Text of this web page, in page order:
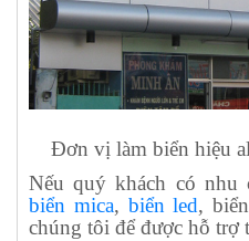
Đơn vị làm biển hiệu
Nếu quý khách có nhu
biển mica, biển led,
chúng tôi để được hỗ trợ